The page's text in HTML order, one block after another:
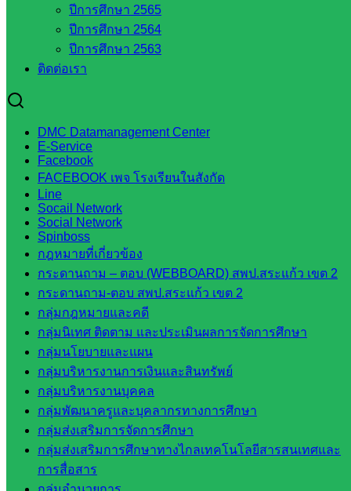
ปีการศึกษา 2565
ปีการศึกษา 2564
ปีการศึกษา 2563
ติดต่อเรา
DMC Datamanagement Center
E-Service
Facebook
FACEBOOK เพจ โรงเรียนในสังกัด
Line
Socail Network
Social Network
Spinboss
กฎหมายที่เกี่ยวข้อง
กระดานถาม – ตอบ (WEBBOARD) สพป.สระแก้ว เขต 2
กระดานถาม-ตอบ สพป.สระแก้ว เขต 2
กลุ่มกฎหมายและคดี
กลุ่มนิเทศ ติดตาม และประเมินผลการจัดการศึกษา
กลุ่มนโยบายและแผน
กลุ่มบริหารงานการเงินและสินทรัพย์
กลุ่มบริหารงานบุคคล
กลุ่มพัฒนาครูและบุคลากรทางการศึกษา
กลุ่มส่งเสริมการจัดการศึกษา
กลุ่มส่งเสริมการศึกษาทางไกลเทคโนโลยีสารสนเทศและ
การสื่อสาร
หน่วยงาน
ในจังหวัด
สระแก้ว
สระแก้ว
องค์การ
บริหาร
ส่วน
จังหวัด
สระแก้ว
ศึกษาธิการ
จังหวัด
สระแก้ว
สำนักงาน
ส.ก.ส.ค.
จังหวัด
สระแก้ว
สพป.
สระแก้ว
เขต 1
สพป.สระแก้ว
เขต 2
โรงเรียน